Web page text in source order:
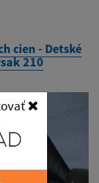
cien - Detské
210